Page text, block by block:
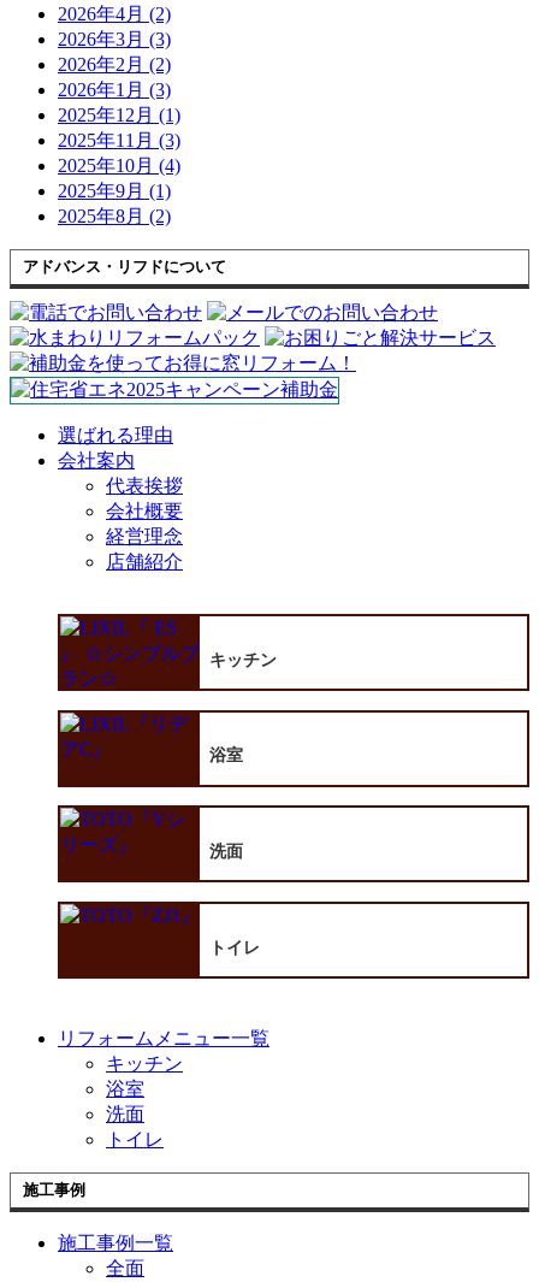
2026年4月 (2)
2026年3月 (3)
2026年2月 (2)
2026年1月 (3)
2025年12月 (1)
2025年11月 (3)
2025年10月 (4)
2025年9月 (1)
2025年8月 (2)
アドバンス・リフドについて
選ばれる理由
会社案内
代表挨拶
会社概要
経営理念
店舗紹介
キッチン
浴室
洗面
トイレ
リフォームメニュー一覧
キッチン
浴室
洗面
トイレ
施工事例
施工事例一覧
全面